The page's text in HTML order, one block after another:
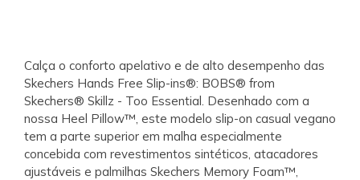
Calça o conforto apelativo e de alto desempenho das
Skechers Hands Free Slip-ins®: BOBS® from
Skechers® Skillz - Too Essential. Desenhado com a
nossa Heel Pillow™, este modelo slip-on casual vegano
tem a parte superior em malha especialmente
concebida com revestimentos sintéticos, atacadores
ajustáveis e palmilhas Skechers Memory Foam™,